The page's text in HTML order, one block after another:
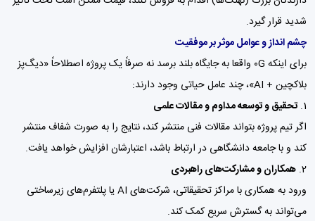
شدید قرار گیرد.
چشم انداز و عوامل موثر بر موفقیت
برای اینکه ۰G واقعا به جایگاه بلند برسد نه صرفاً یک پروژه اصطلاحاً «دیگ‌پز
بلاکچین + AI»، چند عامل حیاتی وجود دارند:
تحقیق و توسعه مداوم و مقالات علمی
اگر تیم پروژه بتواند مقالات فنی منتشر کند، نتایج را به صورت شفاف منتشر
کند و با جامعه دانشگاهی در ارتباط باشد، اعتبارشان افزایش خواهد یافت.
همکاران و مشارکت‌های راهبردی
ورود به همکاری با مراکز تحقیقاتی، شرکت‌های AI یا پلتفرم‌های زیرساختی
می‌تواند به گسترش سریع کمک کند.